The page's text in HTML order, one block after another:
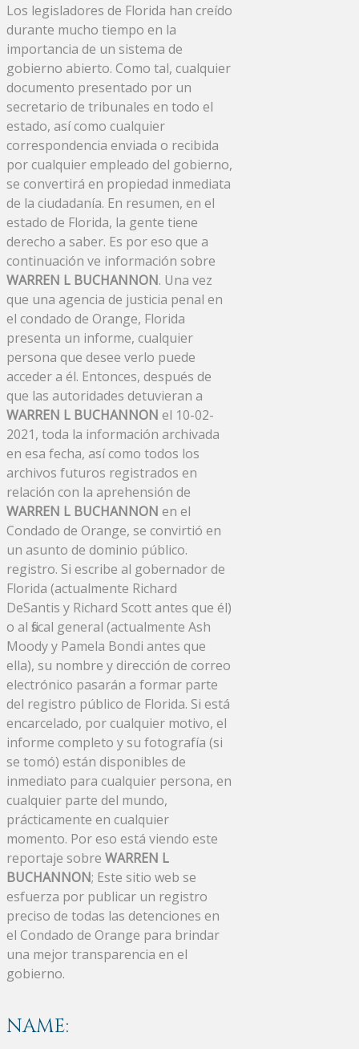
Los legisladores de Florida han creído
durante mucho tiempo en la
importancia de un sistema de
gobierno abierto. Como tal, cualquier
documento presentado por un
secretario de tribunales en todo el
estado, así como cualquier
correspondencia enviada o recibida
por cualquier empleado del gobierno,
se convertirá en propiedad inmediata
de la ciudadanía. En resumen, en el
estado de Florida, la gente tiene
derecho a saber. Es por eso que a
continuación ve información sobre
WARREN L BUCHANNON. Una vez
que una agencia de justicia penal en
el condado de Orange, Florida
presenta un informe, cualquier
persona que desee verlo puede
acceder a él. Entonces, después de
que las autoridades detuvieran a
WARREN L BUCHANNON el 10-02-
2021, toda la información archivada
en esa fecha, así como todos los
archivos futuros registrados en
relación con la aprehensión de
WARREN L BUCHANNON en el
Condado de Orange, se convirtió en
un asunto de dominio público.
registro. Si escribe al gobernador de
Florida (actualmente Richard
DeSantis y Richard Scott antes que él)
o al fiscal general (actualmente Ash
Moody y Pamela Bondi antes que
ella), su nombre y dirección de correo
electrónico pasarán a formar parte
del registro público de Florida. Si está
encarcelado, por cualquier motivo, el
informe completo y su fotografía (si
se tomó) están disponibles de
inmediato para cualquier persona, en
cualquier parte del mundo,
prácticamente en cualquier
momento. Por eso está viendo este
reportaje sobre WARREN L
BUCHANNON; Este sitio web se
esfuerza por publicar un registro
preciso de todas las detenciones en
el Condado de Orange para brindar
una mejor transparencia en el
gobierno.
NAME: